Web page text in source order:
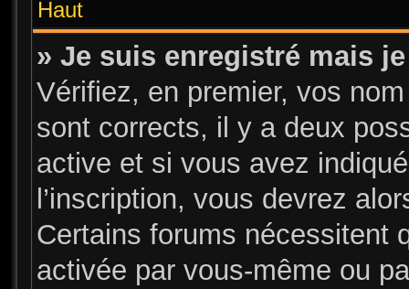
Haut
» Je suis enregistré mais
Vérifiez, en premier, vos
sont corrects, il y a deux
active et si vous avez
l’inscription, vous devrez
Certains forums nécessitent
activée par vous-même ou